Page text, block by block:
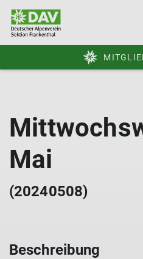
Mai
(20240508)
Beschreibung